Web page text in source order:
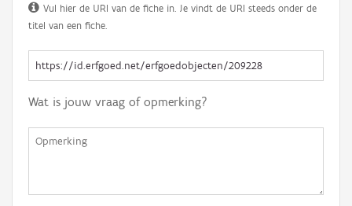
Vul hier de URI van de fiche in. Je vindt de URI steeds onder de
titel van een fiche.
Wat is jouw vraag of opmerking?